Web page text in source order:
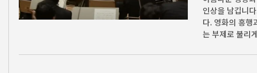
인상을 남깁니
다. 영화의 흥행
는 부제로 불